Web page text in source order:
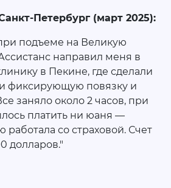
Петербург (март 2025):
подъеме на Великую
направил меня в
в Пекине, где сделали
фиксирующую повязку и
заняло около 2 часов, при
платить ни юаня —
со страховой. Счет
долларов."